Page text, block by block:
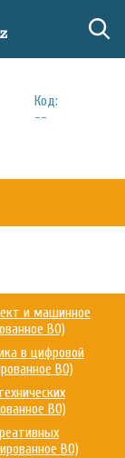
Код:
--
и машинное
ВО)
в цифровой
ВО)
ВО)
ВО)